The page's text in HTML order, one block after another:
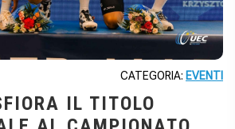
CATEGORIA: EVENTI
IL TITOLO